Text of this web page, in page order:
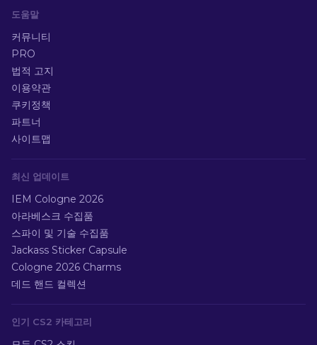
도움말
커뮤니티
PRO
법적 고지
이용약관
쿠키정책
파트너
사이트맵
최신 업데이트
IEM Cologne 2026
아라베스크 수집품
스파이 및 기술 수집품
Jackass Sticker Capsule
Cologne 2026 Charms
데드 핸드 컬렉션
인기 CS2 카테고리